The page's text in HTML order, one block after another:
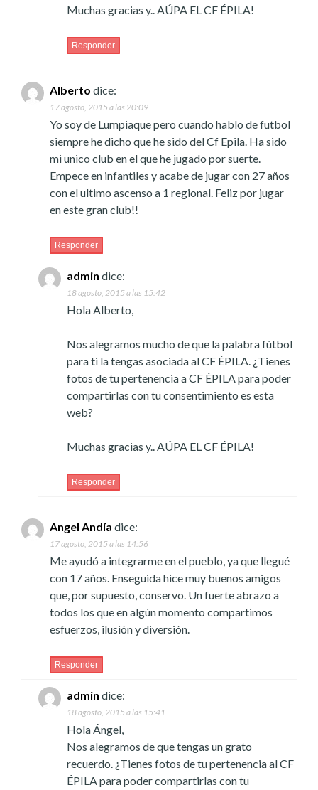
Muchas gracias y.. AÚPA EL CF ÉPILA!
Responder
Alberto dice:
17 agosto, 2015 a las 20:09
Yo soy de Lumpiaque pero cuando hablo de futbol
siempre he dicho que he sido del Cf Epila. Ha sido
mi unico club en el que he jugado por suerte.
Empece en infantiles y acabe de jugar con 27 años
con el ultimo ascenso a 1 regional. Feliz por jugar
en este gran club!!
Responder
admin dice:
18 agosto, 2015 a las 15:42
Hola Alberto,
Nos alegramos mucho de que la palabra fútbol
para ti la tengas asociada al CF ÉPILA. ¿Tienes
fotos de tu pertenencia a CF ÉPILA para poder
compartirlas con tu consentimiento es esta
web?
Muchas gracias y.. AÚPA EL CF ÉPILA!
Responder
Angel Andía dice:
17 agosto, 2015 a las 14:56
Me ayudó a integrarme en el pueblo, ya que llegué
con 17 años. Enseguida hice muy buenos amigos
que, por supuesto, conservo. Un fuerte abrazo a
todos los que en algún momento compartimos
esfuerzos, ilusión y diversión.
Responder
admin dice:
18 agosto, 2015 a las 15:41
Hola Ángel,
Nos alegramos de que tengas un grato
recuerdo. ¿Tienes fotos de tu pertenencia al CF
ÉPILA para poder compartirlas con tu